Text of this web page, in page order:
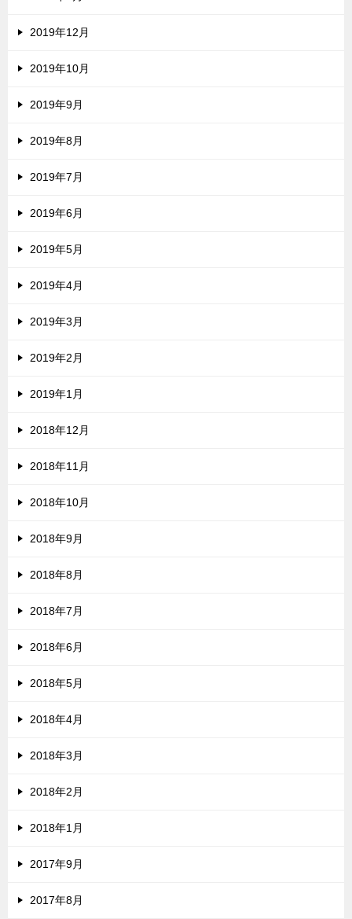
2019年12月
2019年10月
2019年9月
2019年8月
2019年7月
2019年6月
2019年5月
2019年4月
2019年3月
2019年2月
2019年1月
2018年12月
2018年11月
2018年10月
2018年9月
2018年8月
2018年7月
2018年6月
2018年5月
2018年4月
2018年3月
2018年2月
2018年1月
2017年9月
2017年8月